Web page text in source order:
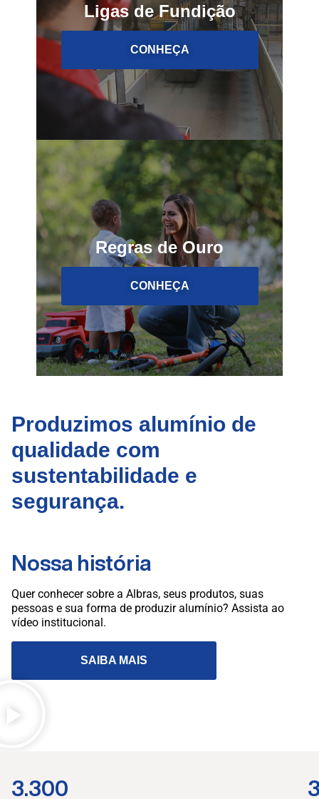
Ligas de Fundição
CONHEÇA
Regras de Ouro
CONHEÇA
Produzimos alumínio de
qualidade com
sustentabilidade e
segurança.
Nossa história
Quer conhecer sobre a Albras, seus produtos, suas
pessoas e sua forma de produzir alumínio? Assista ao
vídeo institucional.
SAIBA MAIS
3.300